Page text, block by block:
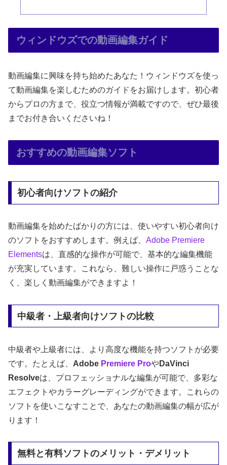
ウィンドウズでの動画編集ガイド
動画編集に興味を持ち始めたあなた！ウィンドウズを使っ
て動画編集を楽しむためのガイドをお届けします。初心者
からプロの方まで、役立つ情報が満載ですので、ぜひ最後
までお付き合いくださいね！
おすすめの動画編集ソフト
初心者向けソフトの紹介
動画編集を始めたばかりの方には、使いやすい初心者向け
のソフトをおすすめします。例えば、 Adobe Premiere
Elementsは、直感的な操作が可能で、基本的な編集機能
が充実しています。これなら、難しい操作に戸惑うことな
く、楽しく動画編集ができますよ！
中級者・上級者向けソフトの比較
中級者や上級者には、より高度な機能を持つソフトが必要
です。たとえば、 Adobe Premiere ProやDaVinci
Resolveは、プロフェッショナルな編集が可能で、多彩な
エフェクトやカラーグレーディングができます。これらの
ソフトを使いこなすことで、あなたの動画編集の幅が広が
ります！
無料と有料ソフトのメリット・デメリット